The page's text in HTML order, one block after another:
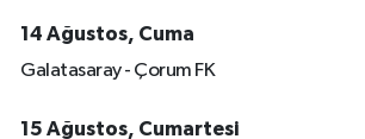
14 Ağustos, Cuma
Galatasaray - Çorum FK
15 Ağustos, Cumartesi